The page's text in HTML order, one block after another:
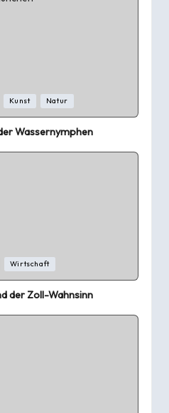
Kunst Natur
Wassernymphen
Wirtschaft
der Zoll-Wahnsinn